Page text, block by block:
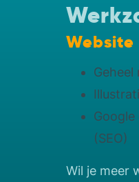
Website
Geheel
(SEO)
Wil je meer